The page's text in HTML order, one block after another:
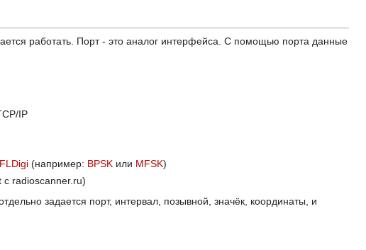
работать. Порт - это аналог интерфейса. С помощью порта данные
IP
FLDigi (например: BPSK или MFSK)
с radioscanner.ru)
задается порт, интервал, позывной, значёк, координаты, и